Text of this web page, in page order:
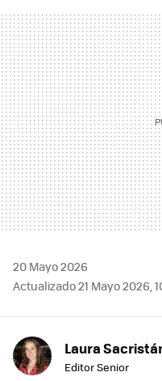
20 Mayo 2026
Actualizado 21 Mayo 2026,
Laura
Editor Senior